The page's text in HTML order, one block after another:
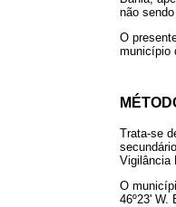
não
O
município
Trata-se
Vigilância
O
46º23' W.